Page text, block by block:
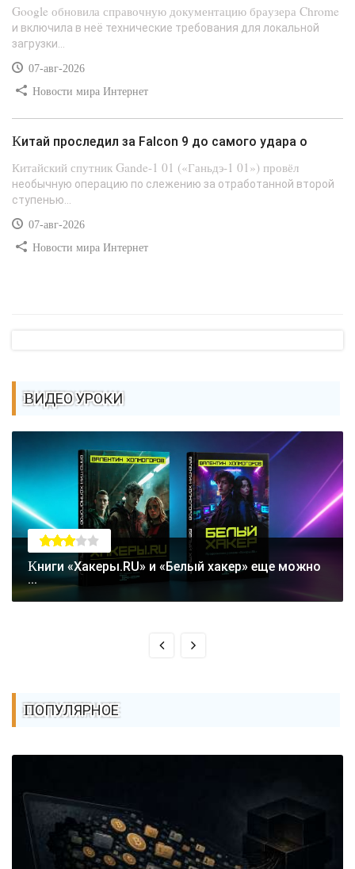
Google обновила справочную документацию браузера Chrome
и включила в неё технические требования для локальной
загрузки...
07-авг-2026
Новости мира Интернет
Китай проследил за Falcon 9 до самого удара о
Китайский спутник Gande-1 01 («Ганьдэ-1 01») провёл
необычную операцию по слежению за отработанной второй
ступенью...
07-авг-2026
Новости мира Интернет
ВИДЕО УРОКИ
Книги «Хакеры.RU» и «Белый хакер» еще можно
...
ПОПУЛЯРНОЕ